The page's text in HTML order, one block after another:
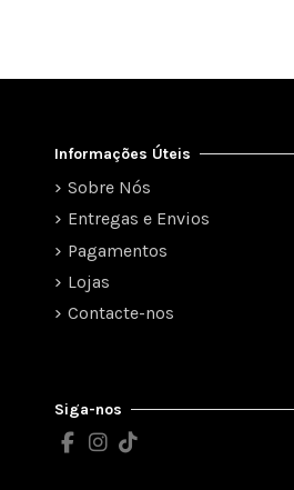
Informações Úteis
Sobre Nós
Entregas e Envios
Pagamentos
Lojas
Contacte-nos
Siga-nos